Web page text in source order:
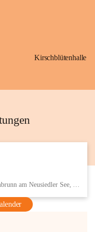
Kirschblütenhalle
Eisenstädter Straße 18, 7091 Breitenbrunn am Neusiedler See, AUT